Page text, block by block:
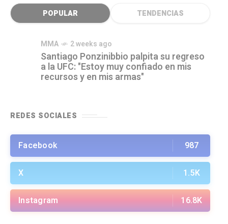
POPULAR TENDENCIAS
MMA 2 weeks ago
Santiago Ponzinibbio palpita su regreso
a la UFC: "Estoy muy confiado en mis
recursos y en mis armas"
REDES SOCIALES
Facebook 987
X 1.5K
Instagram 16.8K